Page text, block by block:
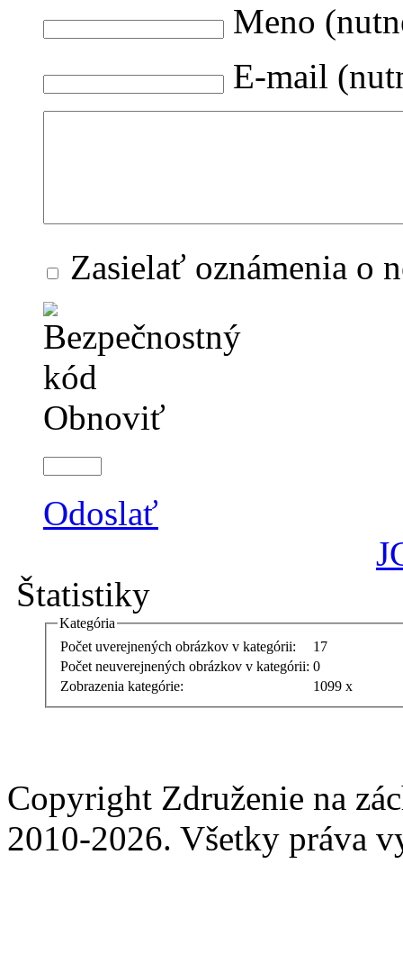
Meno
E-mail
Zasielať oznámenia o
Obnoviť
Odoslať
Štatistiky
Kategória
Počet uverejnených obrázkov v kategórii:
17
Počet neuverejnených obrázkov v kategórii: 0
Zobrazenia kategórie:
1099 x
Copyright Združenie na
2010-2026. Všetky práva